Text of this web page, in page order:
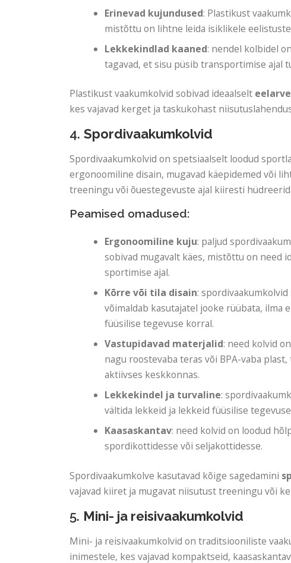
Erinevad kujundused: Plastikust
mistõttu on lihtne leida isiklikele
Lekkekindlad kaaned: nendel kolbidel
tagavad, et sisu püsib transportimise ajal
Plastikust vaakumkolvid sobivad ideaalselt
kes vajavad kerget ja taskukohast
4. Spordivaakumkolvid
Spordivaakumkolvid on spetsiaalselt loodud
ergonoomiline disain, mugavad käepidemed või
treeningu või õuestegevuste ajal kiiresti
Peamised omadused:
Ergonoomiline kuju: paljud
sobivad mugavalt käes, mistõttu on need
sportimise ajal.
Kõrre või tila disain:
võimaldab kasutajatel jooke rüübata,
füüsilise tegevuse korral.
Vastupidavad materjalid: need kolvid
nagu roostevaba teras või BPA-vaba
aktiivses keskkonnas.
Lekkekindel ja turvaline:
vältida lekkeid ja lekkeid füüsilise tegevuse
Kaasaskantav: need kolvid on loodud
spordikottidesse või seljakottidesse.
Spordivaakumkolve kasutavad kõige sagedamini
vajavad kiiret ja mugavat niisutust treeningu või
5. Mini- ja reisivaakumkolvid
Mini- ja reisivaakumkolvid on traditsiooniliste
inimestele, kes vajavad kompaktseid,